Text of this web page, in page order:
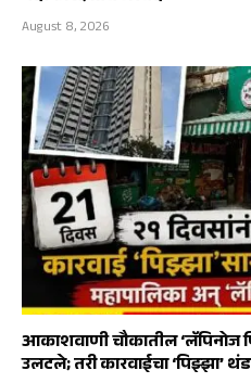
August 8, 2026
आकाशवाणी चौकातील ‘लॅपिनोज
उलटले; तरी कारवाईचा ‘पिझ्झा’